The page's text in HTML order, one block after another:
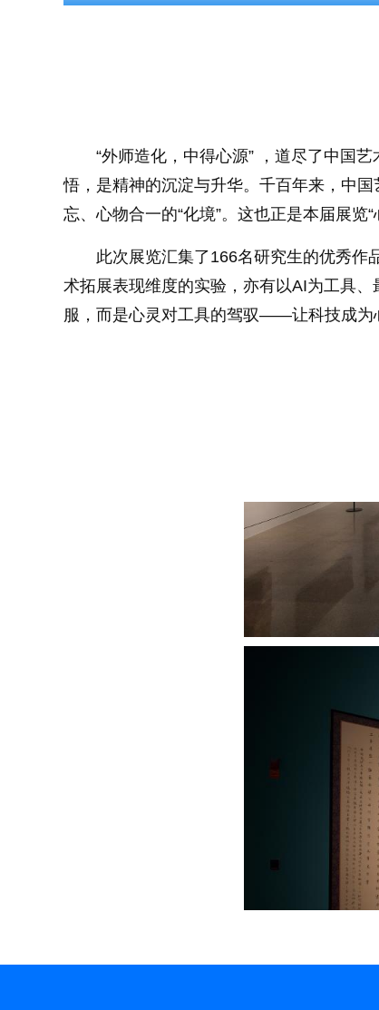
“外师造化，中得心源” ，道尽了中国
悟，是精神的沉淀与升华。千百年来，中
忘、心物合一的“化境”。这也正是本届展览“
此次展览汇集了166名研究生的优秀作
术拓展表现维度的实验，亦有以AI为工具
服，而是心灵对工具的驾驭——让科技成为